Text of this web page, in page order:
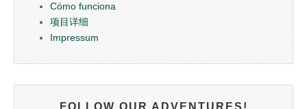
Cómo funciona
项目详细
Impressum